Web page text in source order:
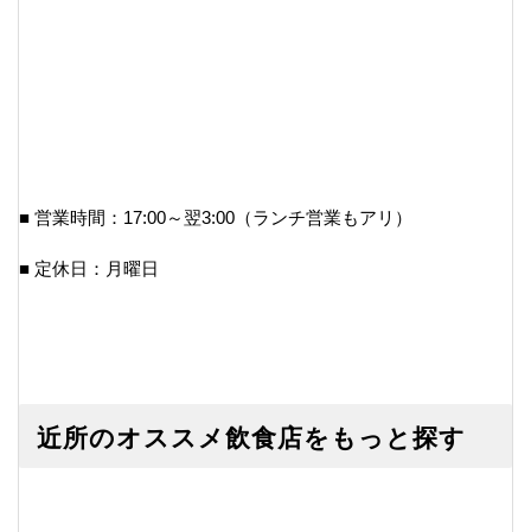
■ 営業時間：17:00～翌3:00（ランチ営業もアリ）
■ 定休日：月曜日
近所のオススメ飲食店をもっと探す